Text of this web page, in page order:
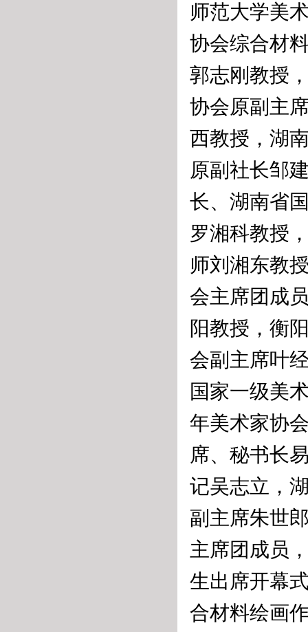
师范大学美
协会综合材
郭志刚教授
协会原副主
西教授，湖
原副社长邹
长、湖南省
罗湘科教授
师刘湘东教
会主席团成
阳教授，衡
会副主席叶
国家一级美
年美术家协
席、秘书长
记吴志立，
副主席朱世
主席团成员
生出席开幕
合材料绘画